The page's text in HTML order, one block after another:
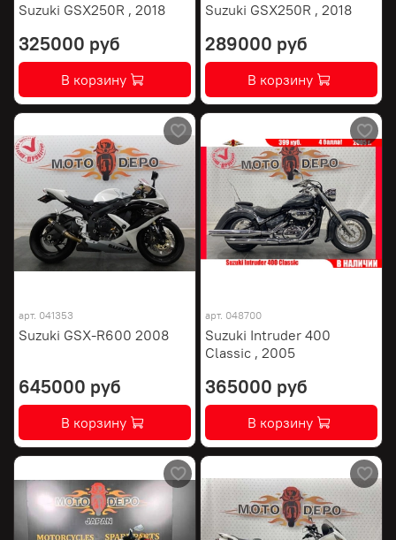
Suzuki GSX250R , 2018
325000 руб
В корзину
Suzuki GSX250R , 2018
289000 руб
В корзину
арт. 041353
Suzuki GSX-R600 2008
645000 руб
В корзину
арт. 048700
Suzuki Intruder 400
Classic , 2005
365000 руб
В корзину